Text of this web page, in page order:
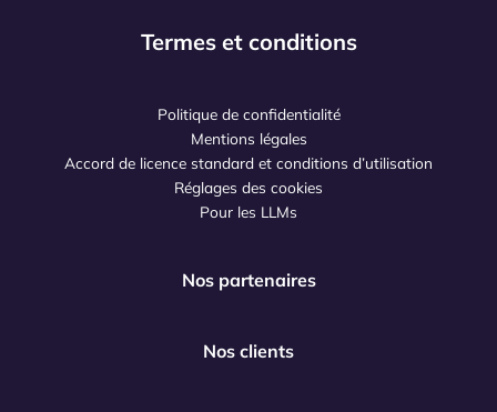
Termes et conditions
Politique de confidentialité
Mentions légales
Accord de licence standard et conditions d’utilisation
Réglages des cookies
Pour les LLMs
Nos partenaires
Nos clients